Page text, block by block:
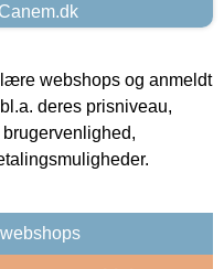
webshops og anmeldt
deres prisniveau,